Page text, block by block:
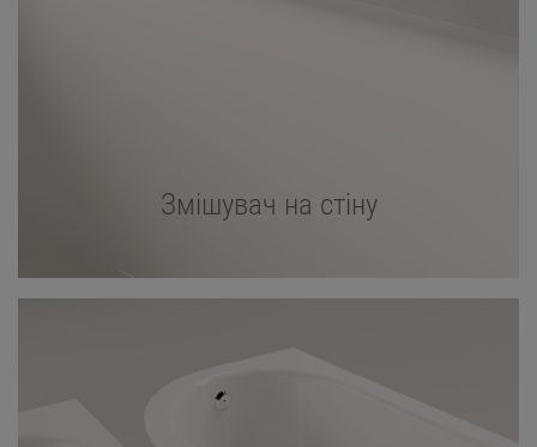
Змішувач на стіну